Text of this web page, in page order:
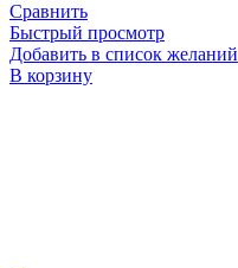
Сравнить
Быстрый просмотр
Добавить в список желаний
Количество
В корзину